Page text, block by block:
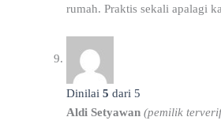
rumah. Praktis sekali apalagi
Dinilai 5 dari 5
Aldi Setyawan (pemilik